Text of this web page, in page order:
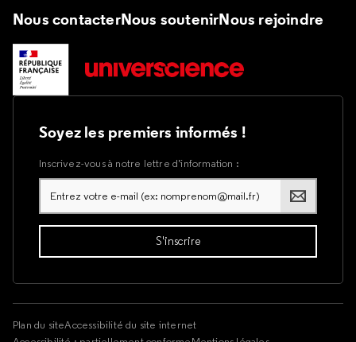
Nous contacterNous soutenirNous rejoindre
Soyez les premiers informés !
Inscrivez-vous à notre lettre d’information :
Plan du siteAccessibilité du site internet